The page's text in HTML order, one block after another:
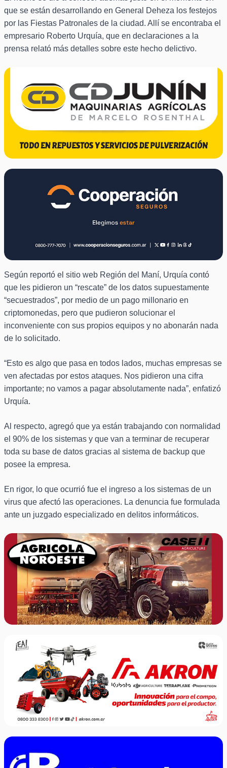
que se están desarrollando en General Deheza los festejos
por las Fiestas Patronales de la ciudad. Allí se encontraba el
empresario Roberto Urquía, que en declaraciones a la
prensa relató más detalles sobre este hecho delictivo.
Según reportó el sitio web Región del Maní, Urquía contó
que les pidieron un “rescate” de los datos supuestamente
“secuestrados”, por medio de un pago millonario en
criptomonedas, pero que pudieron solucionar el
inconveniente con sus propios equipos y no abonarán nada
de lo solicitado.
“Esto es algo que pasa en todos lados, muchas empresas se
ven afectadas por estos ataques. Nos pidieron una cifra
importante; no vamos a pagar absolutamente nada”, enfatizó
Urquía.
Al respecto, agregó que ya están trabajando con normalidad
el 90% de los sistemas y que van a terminar de recuperar
toda su base de datos gracias al sistema de backup que
posee la empresa.
En rigor, lo que ocurrió fue el ingreso a los sistemas de un
virus que afectó las operaciones. La denuncia fue formulada
ante un juzgado especializado en delitos informáticos.